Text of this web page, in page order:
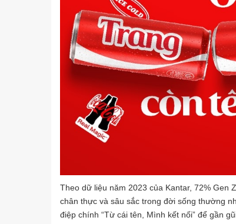
Theo dữ liệu năm 2023 của Kantar, 72% Gen
chân thực và sâu sắc trong đời sống thường
điệp chính “Từ cái tên, Mình kết nối” để gần